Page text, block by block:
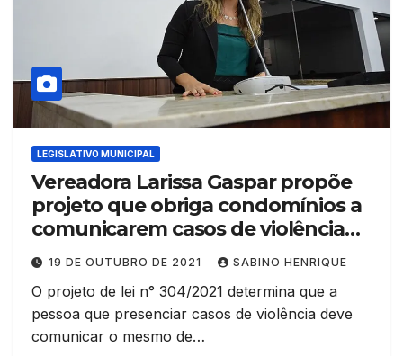
LEGISLATIVO MUNICIPAL
Vereadora Larissa Gaspar propõe
projeto que obriga condomínios a
comunicarem casos de violência
doméstica
19 DE OUTUBRO DE 2021 SABINO HENRIQUE
O projeto de lei n° 304/2021 determina que a
pessoa que presenciar casos de violência deve
comunicar o mesmo de…